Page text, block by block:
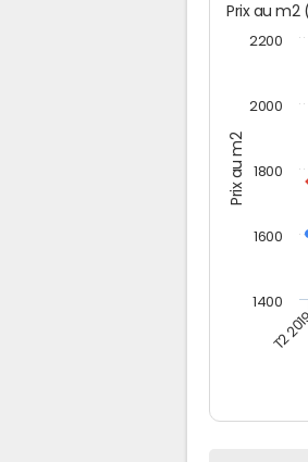
Prix au m2
T2
1400
1600
1800
2000
2200